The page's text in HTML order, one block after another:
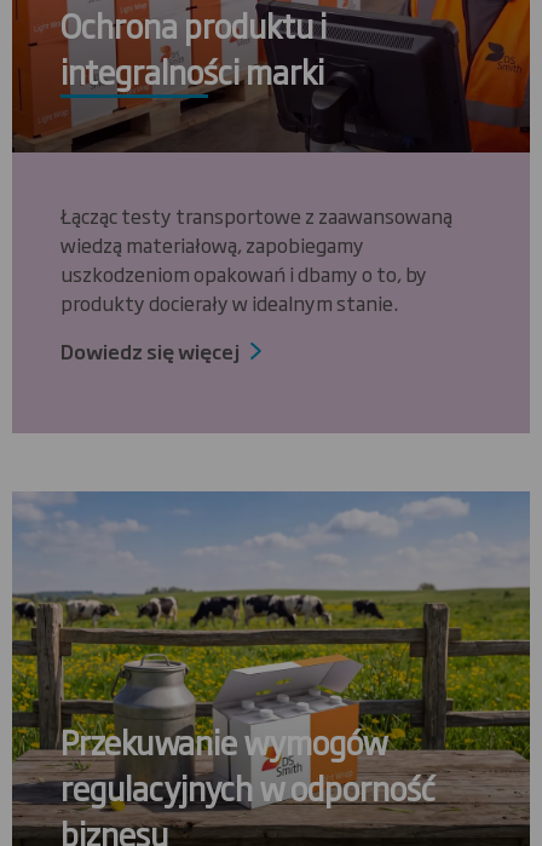
Ochrona produktu i
integralności marki
Łącząc testy transportowe z zaawansowaną
wiedzą materiałową, zapobiegamy
uszkodzeniom opakowań i dbamy o to, by
produkty docierały w idealnym stanie.
Dowiedz się więcej
Przekuwanie wymogów
regulacyjnych w odporność
biznesu